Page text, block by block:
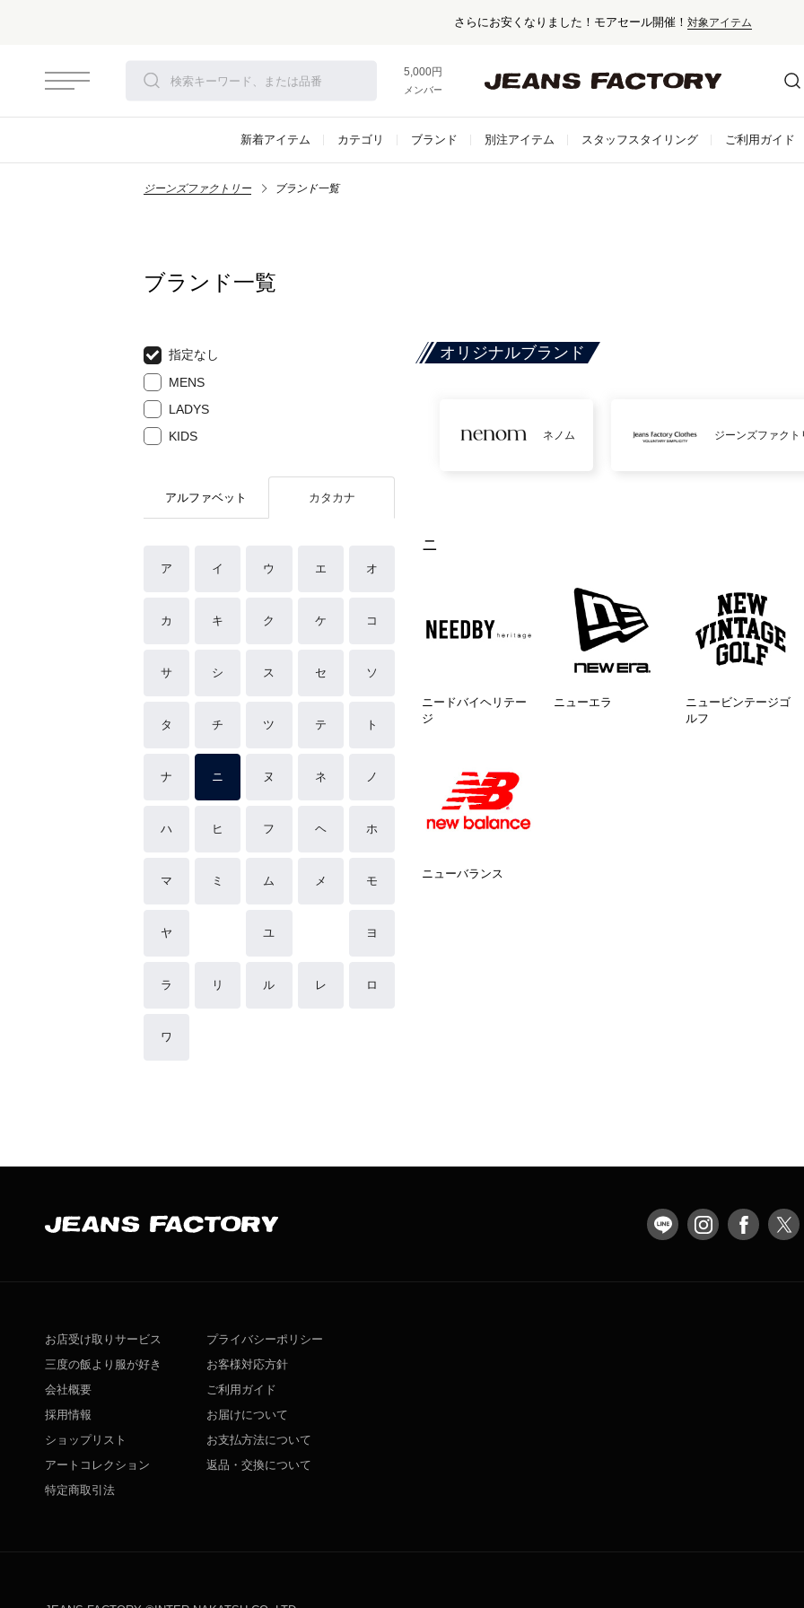
さらにお安くなりました！モアセール開催！ 対象アイテム
5,000円以上お買い上げで送料無料！
メンバー登録でお得な情報をゲット。さらに詳しく
新着アイテム カテゴリ ブランド 別注アイテム スタッフスタイリング ご利用ガイド
ジーンズファクトリー ブランド一覧
ブランド一覧
指定なし
MENS
LADYS
KIDS
アルファベット カタカナ
ア イ ウ エ オ
カ キ ク ケ コ
サ シ ス セ ソ
タ チ ツ テ ト
ナ ニ ヌ ネ ノ
ハ ヒ フ ヘ ホ
マ ミ ム メ モ
ヤ ユ ヨ
ラ リ ル レ ロ
ワ
オリジナルブランド
ネノム ジーンズファクト
ニ
ニードバイヘリテー
ジ
ニューエラ
ニュービンテージゴ
ルフ
ニューバランス
お店受け取りサービス
三度の飯より服が好き
会社概要
採用情報
ショップリスト
アートコレクション
特定商取引法
プライバシーポリシー
お客様対応方針
ご利用ガイド
お届けについて
お支払方法について
返品・交換について